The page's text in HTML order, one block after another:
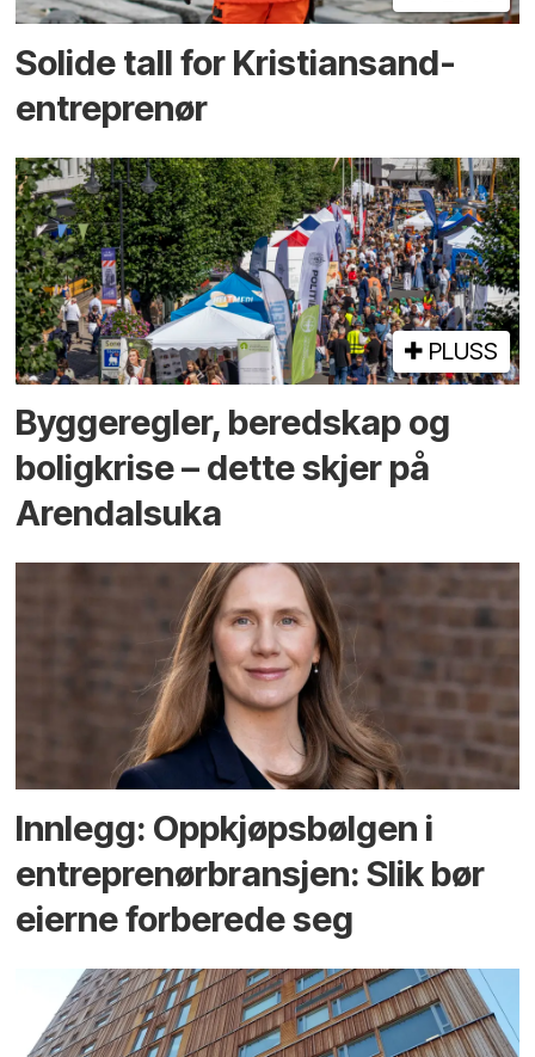
Solide tall for Kristiansand-
entreprenør
PLUSS
Bygge­regler, beredskap og
bolig­krise – dette skjer på
Arendals­uka
Innlegg: Oppkjøps­bølgen i
entreprenør­bransjen: Slik bør
eierne forberede seg